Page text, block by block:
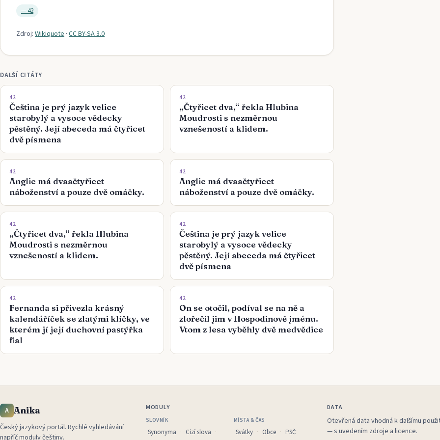
—42
Zdroj: Wikiquote · CC BY-SA 3.0
DALŠÍ CITÁTY
42
Čeština je prý jazyk velice
starobylý a vysoce vědecky
pěstěný. Její abeceda má čtyřicet
dvě písmena
42
„Čtyřicet dva,“ řekla Hlubina
Moudrosti s nezměrnou
vznešeností a klidem.
42
Anglie má dvaačtyřicet
náboženství a pouze dvě omáčky.
42
Anglie má dvaačtyřicet
náboženství a pouze dvě omáčky.
42
„Čtyřicet dva,“ řekla Hlubina
Moudrosti s nezměrnou
vznešeností a klidem.
42
Čeština je prý jazyk velice
starobylý a vysoce vědecky
pěstěný. Její abeceda má čtyřicet
dvě písmena
42
Fernanda si přivezla krásný
kalendáříček se zlatými klíčky, ve
kterém jí její duchovní pastýřka
fial
42
On se otočil, podíval se na ně a
zlořečil jim v Hospodinově jménu.
Vtom z lesa vyběhly dvě medvědice
A Anika
Český jazykový portál. Rychlé vyhledávání
napříč moduly češtiny.
MODULY
SLOVNÍK
Synonyma
Cizí slova
MÍSTA & ČAS
Svátky Obce PSČ
DATA
Otevřená data vhodná k dalšímu
— s uvedením zdroje a licence.